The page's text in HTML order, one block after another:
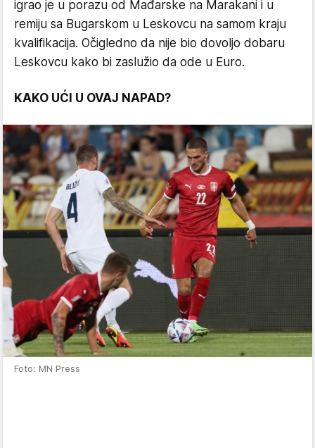
igrao je u porazu od Mađarske na Marakani i u
remiju sa Bugarskom u Leskovcu na samom kraju
kvalifikacija. Očigledno da nije bio dovoljo dobaru
Leskovcu kako bi zaslužio da ode u Euro.
KAKO UĆI U OVAJ NAPAD?
Foto: MN Press